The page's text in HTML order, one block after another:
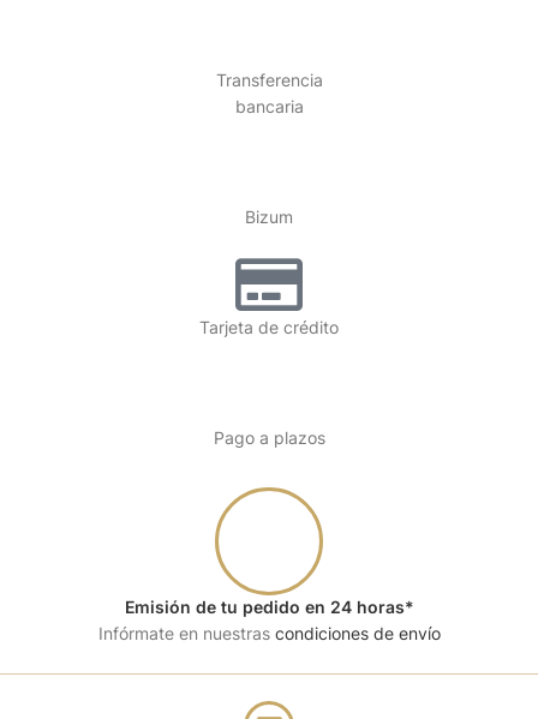
Transferencia
bancaria
Bizum
Tarjeta de crédito
Pago a plazos
Emisión de tu pedido en 24 horas*
Infórmate en nuestras condiciones de envío